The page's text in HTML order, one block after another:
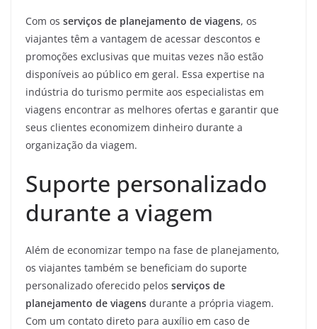
Com os serviços de planejamento de viagens, os
viajantes têm a vantagem de acessar descontos e
promoções exclusivas que muitas vezes não estão
disponíveis ao público em geral. Essa expertise na
indústria do turismo permite aos especialistas em
viagens encontrar as melhores ofertas e garantir que
seus clientes economizem dinheiro durante a
organização da viagem.
Suporte personalizado
durante a viagem
Além de economizar tempo na fase de planejamento,
os viajantes também se beneficiam do suporte
personalizado oferecido pelos serviços de
planejamento de viagens durante a própria viagem.
Com um contato direto para auxílio em caso de